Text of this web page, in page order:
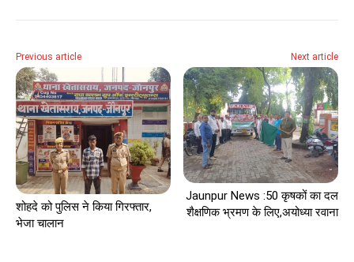
Previous article
शोहदे को पुलिस ने किया गिरफ्तार,
भेजा चालान
Next article
Jaunpur News :50 कृषकों का दल
शैक्षणिक भ्रमण के लिए,अयोध्या रवाना